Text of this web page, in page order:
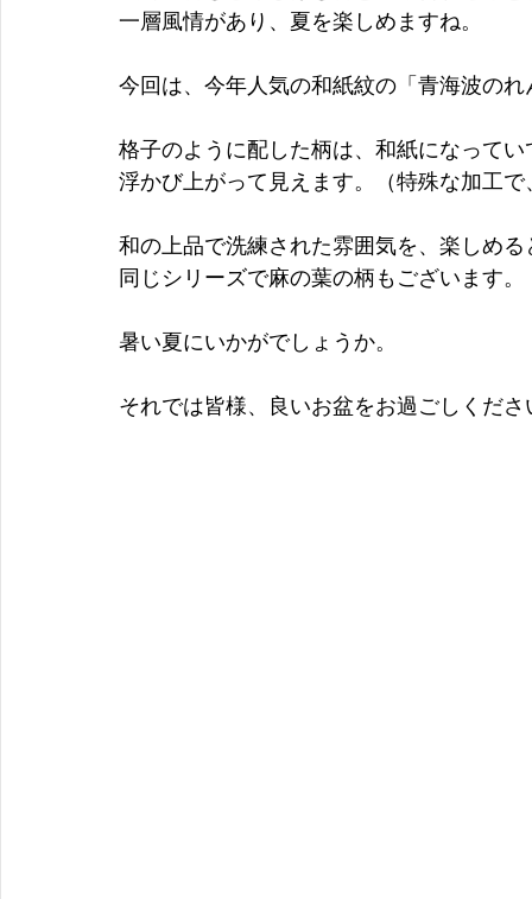
一層風情があり、夏を楽しめますね。
今回は、今年人気の和紙紋の「青海波の
格子のように配した柄は、和紙になって
浮かび上がって見えます。（特殊な加工
和の上品で洗練された雰囲気を、楽しめ
同じシリーズで麻の葉の柄もございます。
暑い夏にいかがでしょうか。
それでは皆様、良いお盆をお過ごしくださ